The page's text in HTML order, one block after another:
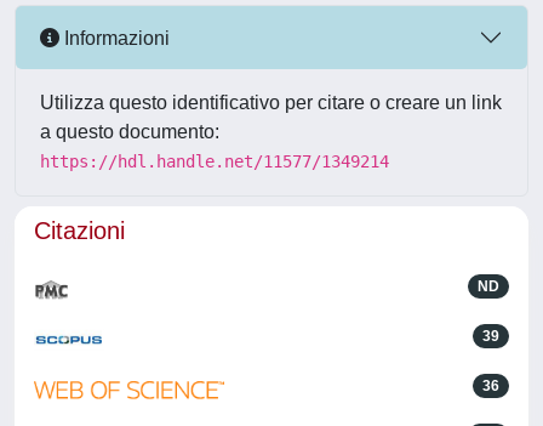
Informazioni
Utilizza questo identificativo per citare o creare un link
a questo documento:
https://hdl.handle.net/11577/1349214
Citazioni
ND
39
36